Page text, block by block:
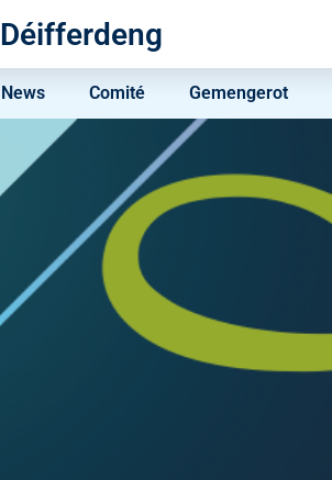
Déifferdeng
News Comité Gemengerot